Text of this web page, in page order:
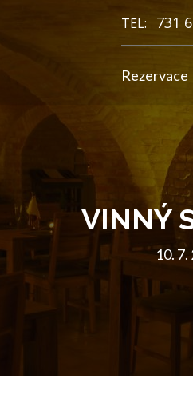
TEL: 731
Rezervace
VINNÝ
10. 7.